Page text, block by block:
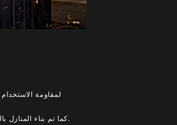
_cc781905-5cde-3194-bb3b-wide to. كما تم بناء المنازل بالحاويات لأنها تعتبر أكثر صداقة للبيئة من مواد البناء التقليدية مثل الطوب والأسمنت.